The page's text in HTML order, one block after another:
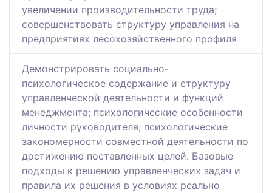
увеличении производительности труда;
совершенствовать структуру управления на
предприятиях лесохозяйственного профиля
Демонстрировать социально-
психологическое содержание и структуру
управленческой деятельности и функций
менеджмента; психологические особенности
личности руководителя; психологические
закономерности совместной деятельности по
достижению поставленных целей. Базовые
подходы к решению управленческих задач и
правила их решения в условиях реально